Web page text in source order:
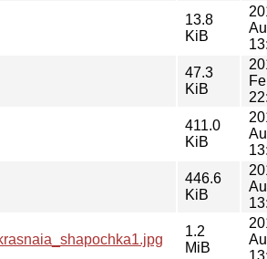
13.8
KiB
47.3
KiB
411.0
KiB
446.6
KiB
1.2
MiB